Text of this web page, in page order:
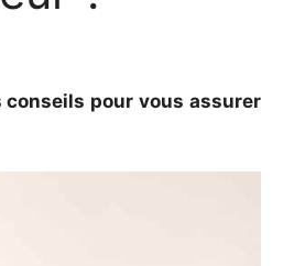
conseils pour vous assurer